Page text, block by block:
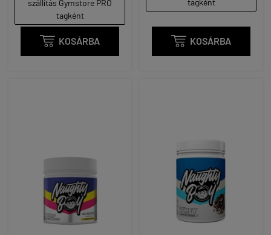
szállítás Gymstore PRO
tagként
 KOSÁRBA
tagként
 KOSÁRBA